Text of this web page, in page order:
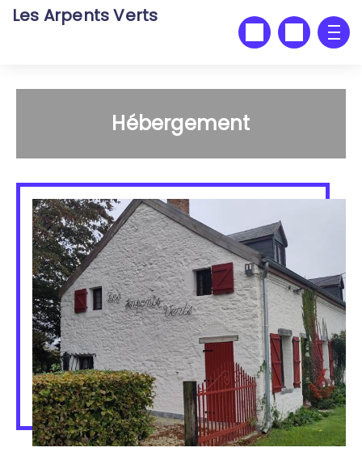
Les Arpents Verts
Hébergement